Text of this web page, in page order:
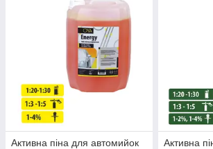
Активна піна для автомийок
Активна